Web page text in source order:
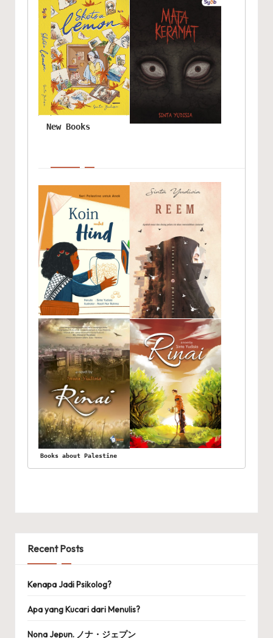
New Books
Books about Palestine
Recent Posts
Kenapa Jadi Psikolog?
Apa yang Kucari dari Menulis?
Nona Jepun. ノナ・ジェプン